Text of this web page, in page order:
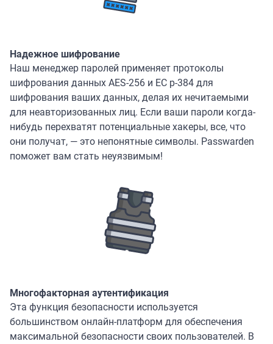
Надежное шифрование
Наш менеджер паролей применяет протоколы
шифрования данных AES-256 и ЕС р-384 для
шифрования ваших данных, делая их нечитаемыми
для неавторизованных лиц. Если ваши пароли когда-
нибудь перехватят потенциальные хакеры, все, что
они получат, — это непонятные символы. Passwarden
поможет вам стать неуязвимым!
Многофакторная аутентификация
Эта функция безопасности используется
большинством онлайн-платформ для обеспечения
максимальной безопасности своих пользователей. В